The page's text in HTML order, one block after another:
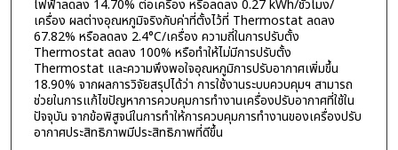
ไฟฟ้าลดลง 14.70% ต่อเครื่อง หรือลดลง 0.27 kWh/ชั่วโมง/
เครื่อง ผลต่างอุณหภูมิจริงกับค่าที่ตั้งไว้ที่ Thermostat ลดลง
67.82% หรือลดลง 2.4°C/เครื่อง ความถี่ในการปรับตั้ง
Thermostat ลดลง 100% หรือทำให้ไม่มีการปรับตั้ง
Thermostat และความพึงพอใจอุณหภูมิการปรับอากาศเพิ่มขึ้น
18.90% จากผลการวิจัยสรุปได้ว่า การใช้งานระบบควบคุมฯ สามารถ
ช่วยในการแก้ไขปัญหาการควบคุมการทำงานเครื่องปรับอากาศที่ใช้ใน
ปัจจุบัน จากข้อพิสูจน์ในการทำให้การควบคุมการทำงานของเครื่องปรับ
อากาศประสิทธิภาพมีประสิทธิภาพที่ดีขึ้น